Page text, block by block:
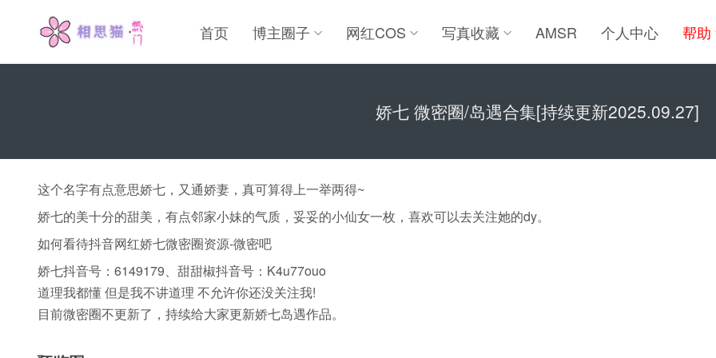
首页 博主圈子 网红COS 写真收藏 AMSR 个人中心 帮助
娇七 微密圈/岛遇合集[持续更新2025.09.27]
这个名字有点意思娇七，又通娇妻，真可算得上一举两得~
娇七的美十分的甜美，有点邻家小妹的气质，妥妥的小仙女一枚，喜欢可以去关注她的dy。
如何看待抖音网红娇七微密圈资源-微密吧
娇七抖音号：6149179、甜甜椒抖音号：K4u77ouo
道理我都懂 但是我不讲道理 不允许你还没关注我!
目前微密圈不更新了，持续给大家更新娇七岛遇作品。